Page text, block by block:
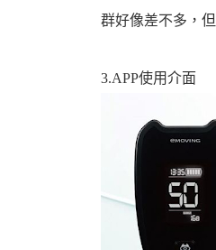
資
群好像差不多，
3.APP使用介面